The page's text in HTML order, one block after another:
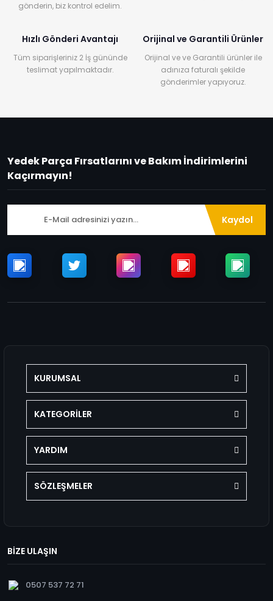
gönderin, biz kontrol edelim.
Hızlı Gönderi Avantajı
Tüm siparişleriniz 2 İş gününde
teslimat yapılmaktadır.
Orijinal ve Garantili Ürünler
Orijinal ve ve Garantili ürünler ile
adınıza faturalı şekilde
gönderimler yapıyoruz.
Yedek Parça Fırsatlarını ve Bakım İndirimlerini
Kaçırmayın!
Kaydol
KURUMSAL
KATEGORİLER
YARDIM
SÖZLEŞMELER
BİZE ULAŞIN
0507 537 72 71